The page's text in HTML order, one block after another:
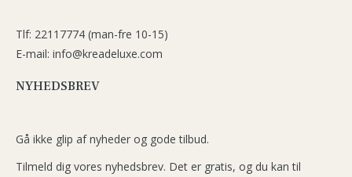
Tlf: 22117774 (man-fre 10-15)
E-mail: info@kreadeluxe.com
NYHEDSBREV
Gå ikke glip af nyheder og gode tilbud.
Tilmeld dig vores nyhedsbrev. Det er gratis, og du kan til